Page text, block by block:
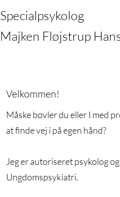
Specialpsykolog
Majken Fløjstrup
Velkommen!
Måske bøvler du eller I med
at finde vej i på egen hånd?
Jeg er autoriseret psykolog
Ungdomspsykiatri.